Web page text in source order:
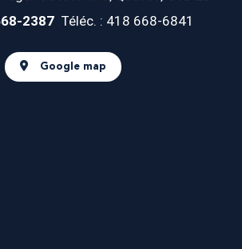
2387 Téléc. : 418 668-6841
Google map